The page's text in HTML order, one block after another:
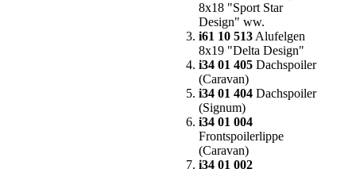
8x18 "Sport Star
Design" ww.
i61 10 513 Alufelgen
8x19 "Delta Design"
i34 01 405 Dachspoiler
(Caravan)
i34 01 404 Dachspoiler
(Signum)
i34 01 004
Frontspoilerlippe
(Caravan)
i34 01 002